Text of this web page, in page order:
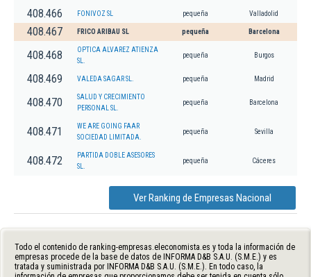
408.466 FONIVOZ SL pequeña Valladolid
408.467 FRICO ARIBAU SL pequeña Barcelona
408.468
OPTICA ALVAREZ ATIENZA
SL.
pequeña Burgos
408.469 VALEDA SAGAR SL. pequeña Madrid
408.470
SALUD Y CRECIMIENTO
PERSONAL SL.
pequeña Barcelona
408.471
WE ARE GOING FAAR
SOCIEDAD LIMITADA.
pequeña Sevilla
408.472
PARTIDA DOBLE ASESORES
SL.
pequeña Cáceres
Ver Ranking de Empresas Nacional
Todo el contenido de ranking-empresas.eleconomista.es y toda la información de
empresas procede de la base de datos de INFORMA D&B S.A.U. (S.M.E.) y es
tratada y suministrada por INFORMA D&B S.A.U. (S.M.E.). En todo caso, la